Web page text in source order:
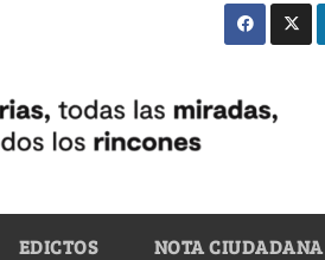
EDICTOS NOTA CIUDADANA